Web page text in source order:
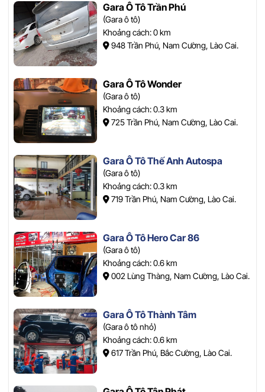
Gara Ô Tô Trần Phú
(Gara ô tô)
Khoảng cách: 0 km
948 Trần Phú, Nam Cường, Lào Cai.
Gara Ô Tô Wonder
(Gara ô tô)
Khoảng cách: 0.3 km
725 Trần Phú, Nam Cường, Lào Cai.
Gara Ô Tô Thế Anh Autospa
(Gara ô tô)
Khoảng cách: 0.3 km
719 Trần Phú, Nam Cường, Lào Cai.
Gara Ô Tô Hero Car 86
(Gara ô tô)
Khoảng cách: 0.6 km
002 Lùng Thàng, Nam Cường, Lào Cai.
Gara Ô Tô Thành Tâm
(Gara ô tô nhỏ)
Khoảng cách: 0.6 km
617 Trần Phú, Bắc Cường, Lào Cai.